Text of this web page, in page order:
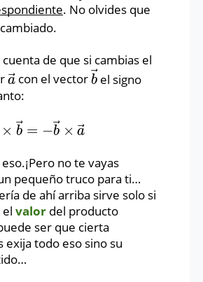
. No olvides que
de que si cambias el
a⃗
a→con el vectorb ⃗
b →
el signo
× b⃗ = −b⃗ × a
× b →= −b→× a→
no te vayas
pequeño truco para ti…
de ahí arriba sirve solo si
valor del producto
ser que cierta
exija todo eso sino su